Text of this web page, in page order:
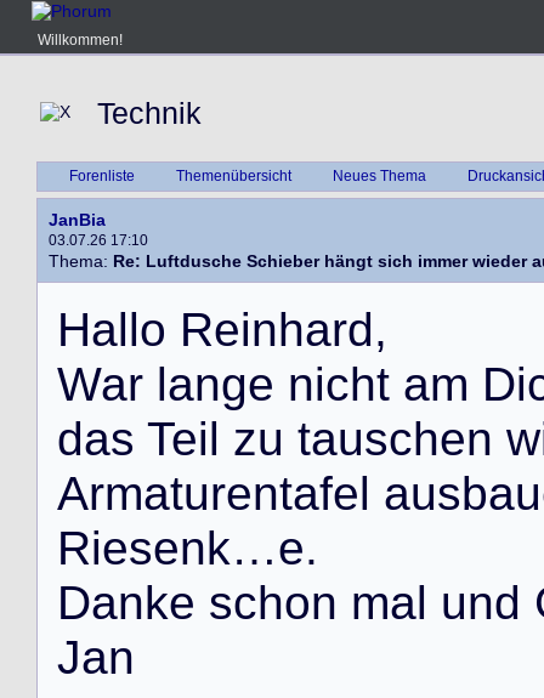
Willkommen!
Technik
Forenliste Themenübersicht Neues Thema
JanBia
03.07.26 17:10
Thema: Re: Luftdusche Schieber hängt sich immer wieder
Hallo Reinhard,
War lange nicht am Di
das Teil zu tauschen w
Armaturentafel ausbau
Riesenk…e.
Danke schon mal und
Jan